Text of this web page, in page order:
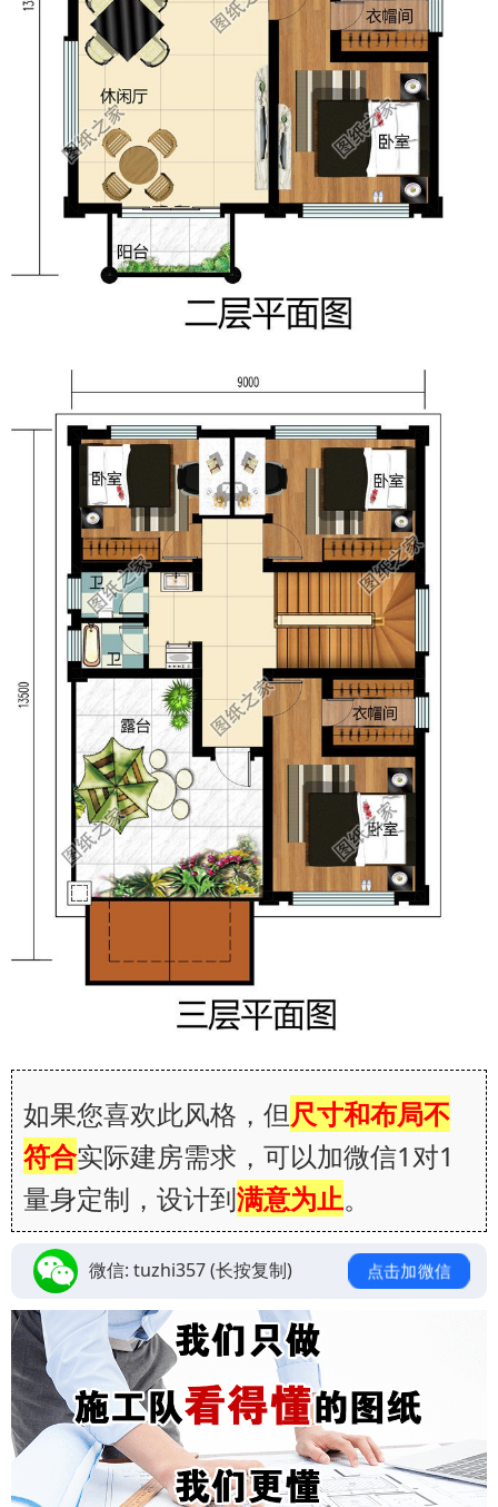
如果您喜欢此风格，但尺寸和布局不
符合实际建房需求，可以加微信1对1
量身定制，设计到满意为止。
微信: tuzhi357(长按复制) 点击加微信